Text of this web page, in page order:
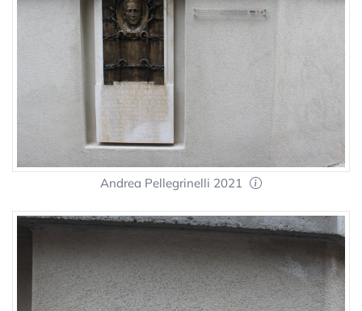
Andrea Pellegrinelli 2021